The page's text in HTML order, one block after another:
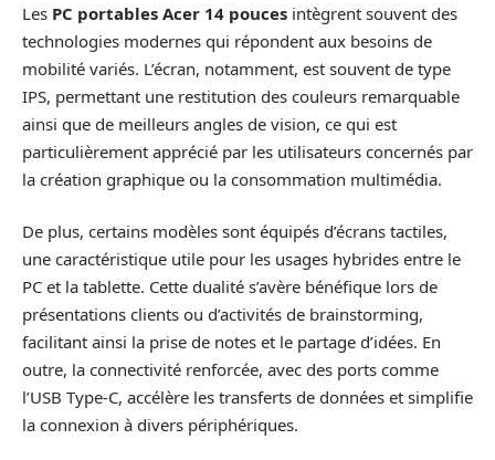
Les PC portables Acer 14 pouces intègrent souvent des
technologies modernes qui répondent aux besoins de
mobilité variés. L’écran, notamment, est souvent de type
IPS, permettant une restitution des couleurs remarquable
ainsi que de meilleurs angles de vision, ce qui est
particulièrement apprécié par les utilisateurs concernés par
la création graphique ou la consommation multimédia.
De plus, certains modèles sont équipés d’écrans tactiles,
une caractéristique utile pour les usages hybrides entre le
PC et la tablette. Cette dualité s’avère bénéfique lors de
présentations clients ou d’activités de brainstorming,
facilitant ainsi la prise de notes et le partage d’idées. En
outre, la connectivité renforcée, avec des ports comme
l’USB Type-C, accélère les transferts de données et simplifie
la connexion à divers périphériques.